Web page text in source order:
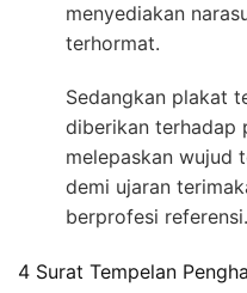
menyediakan
terhormat.
Sedangkan plakat
diberikan terhadap
melepaskan wujud
demi ujaran
berprofesi referensi.
4 Surat Tempelan